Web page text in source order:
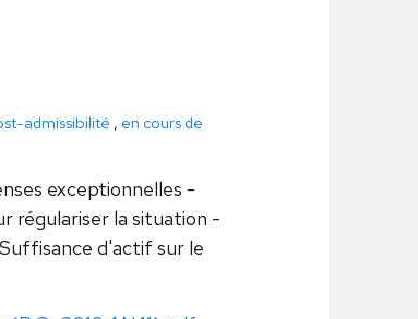
admissibilité , en cours de
exceptionnelles -
régulariser la situation -
d'actif sur le